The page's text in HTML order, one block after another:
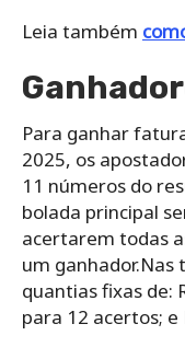
Leia também
Para ganhar
2025, os
11 números do
bolada principal
acertarem todas
um ganhador.Nas
quantias fixas de:
para 12 acertos; e